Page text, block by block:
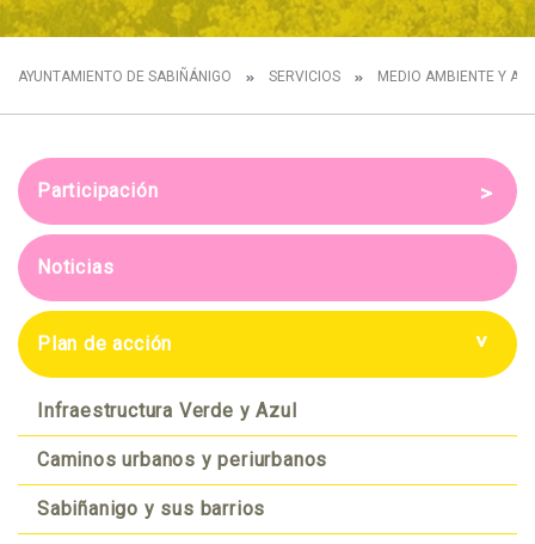
AYUNTAMIENTO DE SABIÑÁNIGO SERVICIOS MEDIO AMBIENTE Y
Participación
Sesión grupal con los Técnicos
Presentación de la Agenda
Urbana y Diagnóstico compartido
Futuro compartido
Ideas de proyectos
¿Quieres aportar?
Noticias
Plan de acción
Infraestructura Verde y Azul
Caminos urbanos y periurbanos
Sabiñanigo y sus barrios